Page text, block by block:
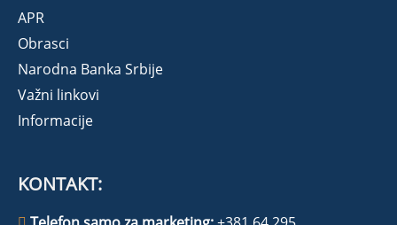
APR
Obrasci
Narodna Banka Srbije
Važni linkovi
Informacije
KONTAKT: